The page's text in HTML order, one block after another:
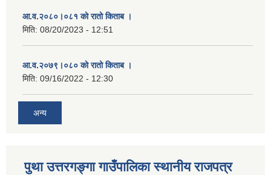
आ.व.२०८०।०८१ को रातो किताब ।
मिति: 08/20/2023 - 12:51
आ.व.२०७९।०८० को रातो किताब ।
मिति: 09/16/2022 - 12:30
अन्य
पुथा उत्तरगङ्गा गाउँपालिका स्थानीय राजपत्र